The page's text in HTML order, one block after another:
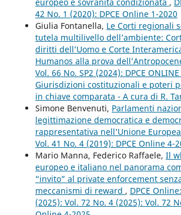
42 No. 1 (2020): DPCE Online 1-2020
Giulia Fontanella, Le Corti regionali
tutela multilivello dell’ambiente:
diritti dell’Uomo e Corte
Humanos alla prova
Vol. 66 No. SP2 (2024): DPCE
Giurisdizioni costituzionali e poteri
in chiave comparata - A cura di R.
Simone Benvenuti, Parlamenti
legittimazione democratica e
rappresentativa nell’Unione Europea
Vol. 41 No. 4 (2019): DPCE Online 4-
Mario Manna, Federico Raffaele, Il
europeo e italiano nel panorama
“invito” al private enforcement
meccanismi di reward , DPCE
(2025): Vol. 72 No. 4 (2025): Vol. 72